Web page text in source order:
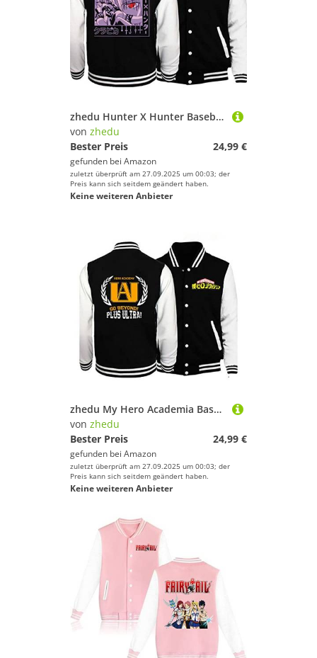
zhedu Hunter X Hunter Baseballuniform Hoodie Japan Anime Trainingsanzug Herren Bomberjacke Winter Streetwear Harajuku (XL,Color 05)
von zhedu
Bester Preis
24,99 €
gefunden bei Amazon
zuletzt überprüft am 27.09.2025 um 00:03; der
Preis kann sich seitdem geändert haben.
Keine weiteren Anbieter
zhedu My Hero Academia Baseballuniform Hoodie Japan Anime Trainingsanzug Männer Bomberjacke Winter Streetwear Harajuku (XL,Color 05)
von zhedu
Bester Preis
24,99 €
gefunden bei Amazon
zuletzt überprüft am 27.09.2025 um 00:03; der
Preis kann sich seitdem geändert haben.
Keine weiteren Anbieter